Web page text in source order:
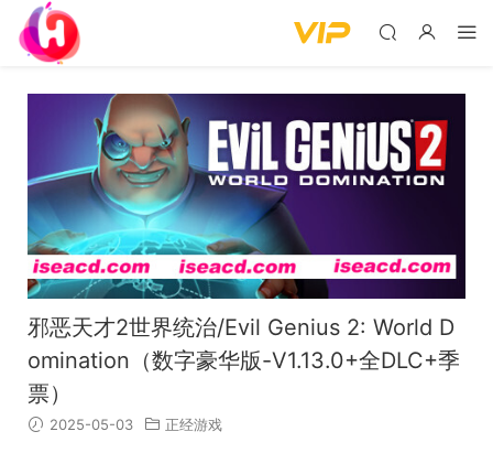
邪恶天才2世界统治/Evil Genius 2: World D
omination（数字豪华版-V1.13.0+全DLC+季
票）
2025-05-03 正经游戏